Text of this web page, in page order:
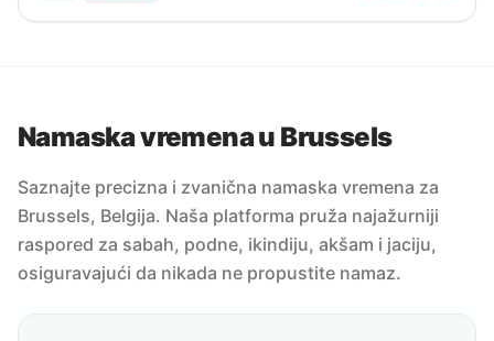
Namaska vremena u Brussels
Saznajte precizna i zvanična namaska vremena za
Brussels, Belgija. Naša platforma pruža najažurniji
raspored za sabah, podne, ikindiju, akšam i jaciju,
osiguravajući da nikada ne propustite namaz.